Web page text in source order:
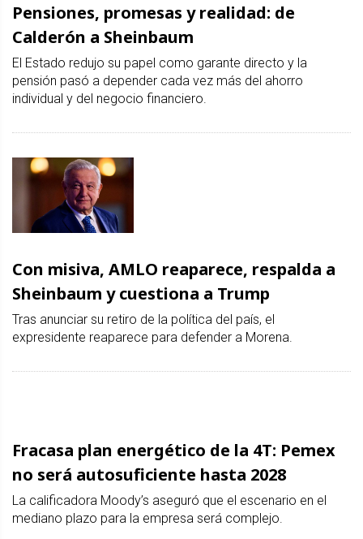
Pensiones, promesas y realidad: de
Calderón a Sheinbaum
El Estado redujo su papel como garante directo y la
pensión pasó a depender cada vez más del ahorro
individual y del negocio financiero.
Con misiva, AMLO reaparece, respalda a
Sheinbaum y cuestiona a Trump
Tras anunciar su retiro de la política del país, el
expresidente reaparece para defender a Morena.
Fracasa plan energético de la 4T: Pemex
no será autosuficiente hasta 2028
La calificadora Moody’s aseguró que el escenario en el
mediano plazo para la empresa será complejo.